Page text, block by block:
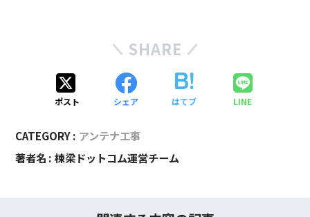
SHARE
ポスト シェア はてブ LINE
CATEGORY : アンテナ工事
著者名 : 棟梁ドットコム運営チーム